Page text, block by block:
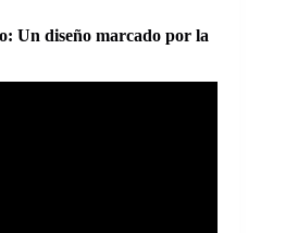
Un diseño marcado por la